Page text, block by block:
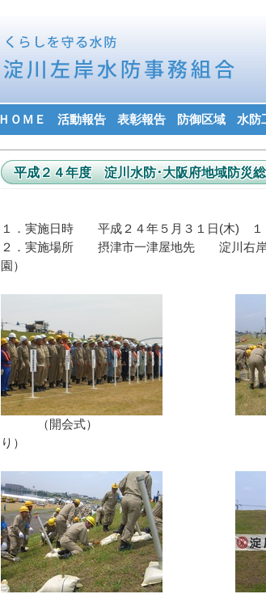
ＨＯＭＥ 活動報告 表彰報告 防御区域 水防
平成２４年度 淀川水防･大阪府地域防災
１．実施日時 平成２４年５月３１日(木) １
２．実施場所 摂津市一津屋地先 淀川右岸
園）
（開会式）
り）